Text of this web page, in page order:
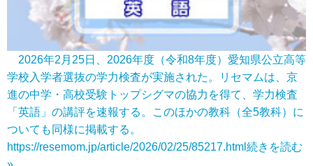
2026年2月25日、2026年度（令和8年度）愛知県公立高等
学校入学者選抜の学力検査が実施された。リセマムは、京
進の中学・高校受験トップシグマの協力を得て、学力検査
「英語」の講評を速報する。このほかの教科（全5教科）に
ついても同様に掲載する。
https://resemom.jp/article/2026/02/25/85217.html 続きを読む